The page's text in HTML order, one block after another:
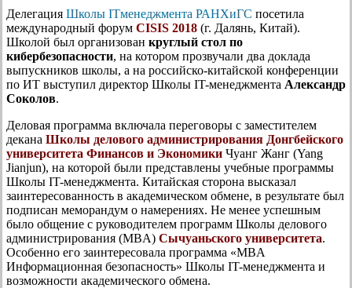
Делегация Школы ITменеджмента РАНХиГС посетила
международный форум CISIS 2018 (г. Далянь, Китай).
Школой был организован круглый стол по
кибербезопасности, на котором прозвучали два доклада
выпускников школы, а на российско-китайской конференции
по ИТ выступил директор Школы IT-менеджмента Александр
Соколов.
Деловая программа включала переговоры с заместителем
декана Школы делового администрирования Донгбейского
университета Финансов и Экономики Чуанг Жанг (Yang
Jianjun), на которой были представлены учебные программы
Школы IT-менеджмента. Китайская сторона высказал
заинтересованность в академическом обмене, в результате был
подписан меморандум о намерениях. Не менее успешным
было общение с руководителем программ Школы делового
администрирования (MBA) Сычуаньского университета.
Особенно его заинтересовала программа «MBA
Информационная безопасность» Школы IT-менеджмента и
возможности академического обмена.